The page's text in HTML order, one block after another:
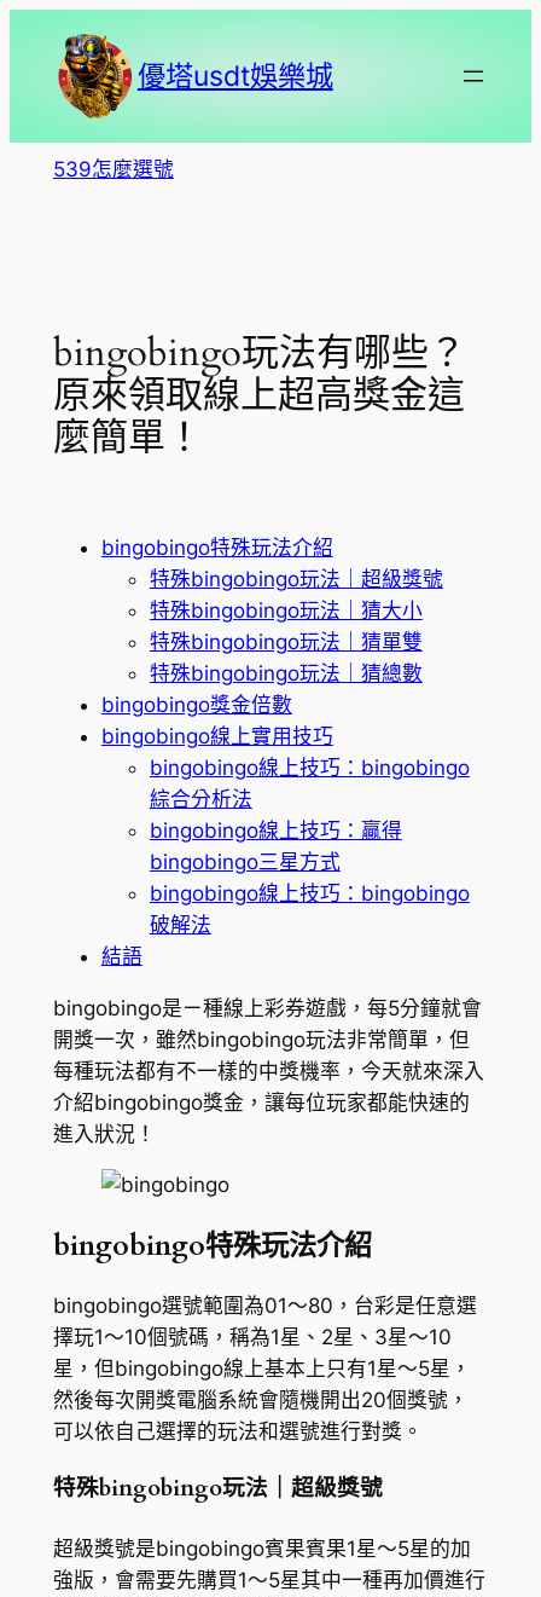
內
優塔usdt娛樂城
539怎麼選號
bingobingo玩法有哪些？
原來領取線上超高獎金這
麼簡單！
bingobingo特殊玩法介紹
特殊bingobingo玩法｜超級獎號
特殊bingobingo玩法｜猜大小
特殊bingobingo玩法｜猜單雙
特殊bingobingo玩法｜猜總數
bingobingo獎金倍數
bingobingo線上實用技巧
bingobingo線上技巧：bingobingo
綜合分析法
bingobingo線上技巧：贏得
bingobingo三星方式
bingobingo線上技巧：bingobingo
破解法
結語
bingobingo是ㄧ種線上彩券遊戲，每5分鐘就會
開獎一次，雖然bingobingo玩法非常簡單，但
每種玩法都有不一樣的中獎機率，今天就來深入
介紹bingobingo獎金，讓每位玩家都能快速的
進入狀況！
bingobingo特殊玩法介紹
bingobingo選號範圍為01～80，台彩是任意選
擇玩1～10個號碼，稱為1星、2星、3星～10
星，但bingobingo線上基本上只有1星～5星，
然後每次開獎電腦系統會隨機開出20個獎號，
可以依自己選擇的玩法和選號進行對獎。
特殊bingobingo玩法｜超級獎號
超級獎號是bingobingo賓果賓果1星～5星的加
強版，會需要先購買1～5星其中一種再加價進行